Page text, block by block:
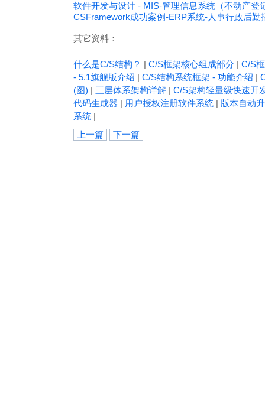
软件开发与设计 - MIS-管理信息系统（不动产登
CSFramework成功案例-ERP系统-人事行政后勤
其它资料：
什么是C/S结构？ | C/S框架核心组成部分 | C/S
- 5.1旗舰版介绍 | C/S结构系统框架 - 功能介绍 |
(图) | 三层体系架构详解 | C/S架构轻量级快速开
代码生成器 | 用户授权注册软件系统 | 版本自动
系统 |
上一篇
下一篇